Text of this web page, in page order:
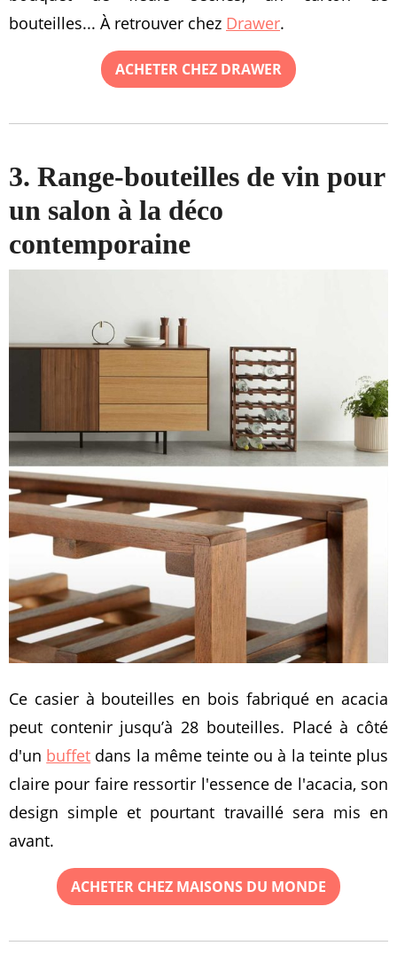
bouteilles... À retrouver chez Drawer.
ACHETER CHEZ DRAWER
3. Range-bouteilles de vin pour
un salon à la déco
contemporaine
Ce casier à bouteilles en bois fabriqué en acacia
peut contenir jusqu’à 28 bouteilles. Placé à côté
d'un buffet dans la même teinte ou à la teinte plus
claire pour faire ressortir l'essence de l'acacia, son
design simple et pourtant travaillé sera mis en
avant.
ACHETER CHEZ MAISONS DU MONDE